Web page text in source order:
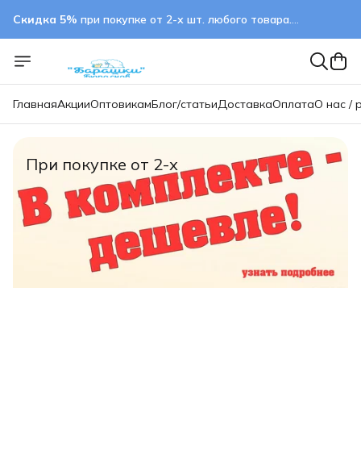
Скидка 5% при покупке от 2-х шт. любого товара.
ГлавнаяАкцииОптовикамБлог/статьиДоставкаОплатаО нас /
При покупке от 2-х